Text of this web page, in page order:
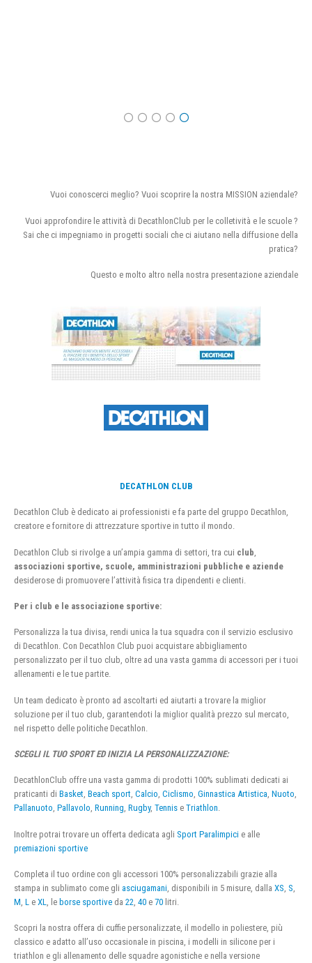
Vuoi conoscerci meglio? Vuoi scoprire la nostra MISSION aziendale?
Vuoi approfondire le attività di DecathlonClub per le colletività e le scuole ?
Sai che ci impegniamo in progetti sociali che ci aiutano nella diffusione della
pratica?
Questo e molto altro nella nostra presentazione aziendale
DECATHLON CLUB
Decathlon Club è dedicato ai professionisti e fa parte del gruppo Decathlon,
creatore e fornitore di attrezzature sportive in tutto il mondo.
Decathlon Club si rivolge a un’ampia gamma di settori, tra cui club
associazioni sportive, scuole, amministrazioni pubbliche e aziende
desiderose di promuovere l’attività fisica tra dipendenti e clienti.
Per i club e le associazione sportive:
Personalizza la tua divisa, rendi unica la tua squadra con il servizio esclusivo
di Decathlon. Con Decathlon Club puoi acquistare abbigliamento
personalizzato per il tuo club, oltre ad una vasta gamma di accessori per i tuoi
allenamenti e le tue partite.
Un team dedicato è pronto ad ascoltarti ed aiutarti a trovare la miglior
soluzione per il tuo club, garantendoti la miglior qualità prezzo sul mercato,
nel rispetto delle politiche Decathlon.
SCEGLI IL TUO SPORT ED INIZIA LA PERSONALIZZAZIONE:
DecathlonClub offre una vasta gamma di prodotti 100% sublimati dedicati ai
praticanti di Basket, Beach sport, Calcio, Ciclismo, Ginnastica Artistica, Nuoto,
Pallanuoto, Pallavolo, Running, Rugby, Tennis e Triathlon.
Inoltre potrai trovare un offerta dedicata agli Sport Paralimpici e alle
premiazioni sportive
Completa il tuo ordine con gli accessori 100% personalizzabili grazie alla
stampa in sublimato come gli asciugamani , disponibili in 5 misure, dalla XS S
M L e XL , le borse sportive da 22 40 e 70 litri.
Scopri la nostra offera di cuffie personalizzate, il modello in poliestere, più
classico e adatto all’uso occasionale in piscina, i modelli in silicone per i
triathlon e gli allenamento delle squadre agonistiche e nella versione